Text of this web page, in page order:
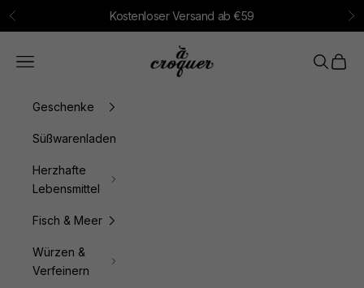
Zum Inhalt springen
Zurück Kostenloser Versand ab €59
à croquer
Menü Suchen
Geschenke
Süßwarenladen
Herzhafte
Lebensmittel
Fisch & Meer
Würzen &
Verfeinern